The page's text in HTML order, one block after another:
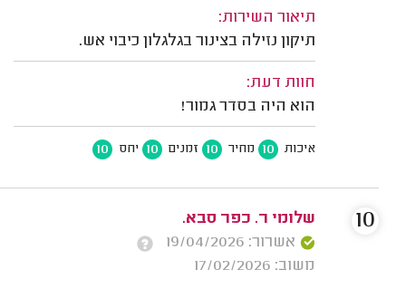
תיאור השירות:
תיקון נזילה בצינור בגלגלון כיבוי אש.
חוות דעת:
הוא היה בסדר גמור!
איכות 10 מחיר 10 זמנים 10 יחס 10
שלומי ר. כפר סבא.
אשרור: 19/04/2026
משוב: 17/02/2026
10